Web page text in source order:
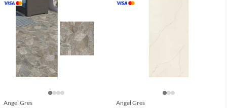
Angel Gres Angel Gres